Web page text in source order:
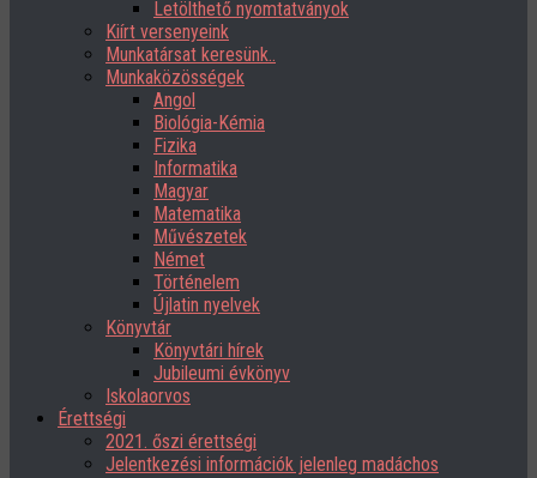
Letölthető nyomtatványok
Kiírt versenyeink
Munkatársat keresünk..
Munkaközösségek
Angol
Biológia-Kémia
Fizika
Informatika
Magyar
Matematika
Művészetek
Német
Történelem
Újlatin nyelvek
Könyvtár
Könyvtári hírek
Jubileumi évkönyv
Iskolaorvos
Érettségi
2021. őszi érettségi
Jelentkezési információk jelenleg madáchos